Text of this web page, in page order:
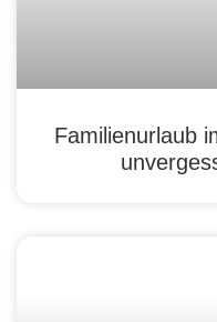
Familienurlaub